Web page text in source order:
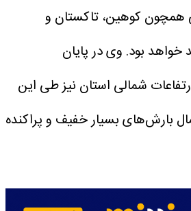
همچون کوهین، تاکستان و
خواهد بود. وی در پایان
شمالی استان نیز طی این
بارش‌های بسیار خفیف و پراکنده